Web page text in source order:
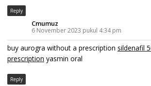
Reply
Cmumuz
6 November 2023 pukul 4:34 pm
buy aurogra without a prescription sildenafil
prescription yasmin oral
Reply